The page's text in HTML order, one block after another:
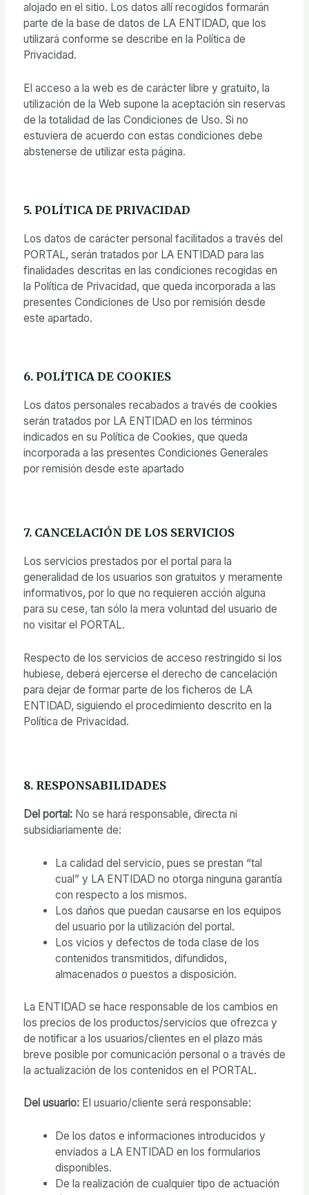
alojado en el sitio. Los datos allí recogidos formarán
parte de la base de datos de LA ENTIDAD, que los
utilizará conforme se describe en la Política de
Privacidad.
El acceso a la web es de carácter libre y gratuito, la
utilización de la Web supone la aceptación sin reservas
de la totalidad de las Condiciones de Uso. Si no
estuviera de acuerdo con estas condiciones debe
abstenerse de utilizar esta página.
5. POLÍTICA DE PRIVACIDAD
Los datos de carácter personal facilitados a través del
PORTAL, serán tratados por LA ENTIDAD para las
finalidades descritas en las condiciones recogidas en
la Política de Privacidad, que queda incorporada a las
presentes Condiciones de Uso por remisión desde
este apartado.
6. POLÍTICA DE COOKIES
Los datos personales recabados a través de cookies
serán tratados por LA ENTIDAD en los términos
indicados en su Política de Cookies, que queda
incorporada a las presentes Condiciones Generales
por remisión desde este apartado
7. CANCELACIÓN DE LOS SERVICIOS
Los servicios prestados por el portal para la
generalidad de los usuarios son gratuitos y meramente
informativos, por lo que no requieren acción alguna
para su cese, tan sólo la mera voluntad del usuario de
no visitar el PORTAL.
Respecto de los servicios de acceso restringido si los
hubiese, deberá ejercerse el derecho de cancelación
para dejar de formar parte de los ficheros de LA
ENTIDAD, siguiendo el procedimiento descrito en la
Política de Privacidad.
8. RESPONSABILIDADES
Del portal: No se hará responsable, directa ni
subsidiariamente de:
La calidad del servicio, pues se prestan “tal
cual” y LA ENTIDAD no otorga ninguna garantía
con respecto a los mismos.
Los daños que puedan causarse en los equipos
del usuario por la utilización del portal.
Los vicios y defectos de toda clase de los
contenidos transmitidos, difundidos,
almacenados o puestos a disposición.
La ENTIDAD se hace responsable de los cambios en
los precios de los productos/servicios que ofrezca y
de notificar a los usuarios/clientes en el plazo más
breve posible por comunicación personal o a través de
la actualización de los contenidos en el PORTAL.
Del usuario: El usuario/cliente será responsable:
De los datos e informaciones introducidos y
enviados a LA ENTIDAD en los formularios
disponibles.
De la realización de cualquier tipo de actuación